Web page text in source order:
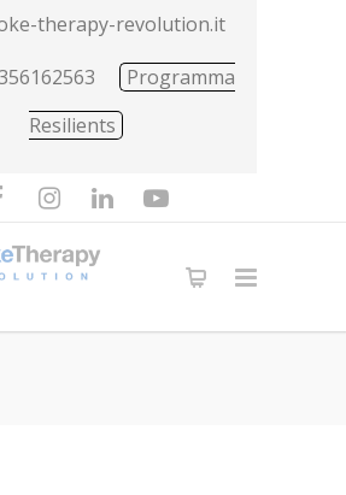
therapy-revolution.it
Programma
Resilients